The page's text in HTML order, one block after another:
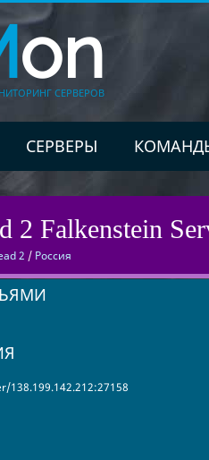
on
СЕРВЕРОВ
СЕРВЕРЫ
2 Falkenstein
2 / Россия
138.199.142.212:27158